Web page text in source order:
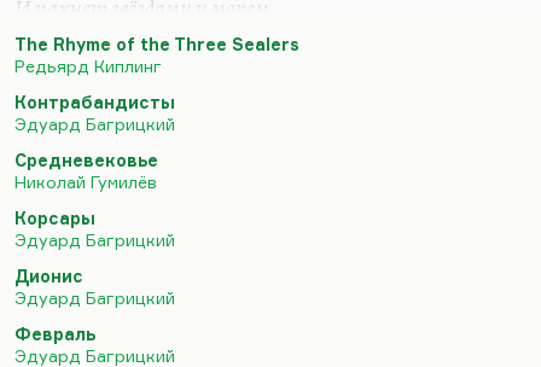
И пахнет звёздами и морем
Твой плащ широкий, Женевьева.
— это прямо к Багрицкому перекочевало.
Понимаете, Багрицкий — довольно типичный
поэт «южной школы». И, как все поэты, прозаики
этой «южной школы»… Это такие люди, как
Катаев, Ильф и Петров, Гехт, Бондарин, Олеша в
значительной степени — те, кого я в разное время
называл. Примыкает к ним и Бабель, хотя он, в
общем, несколько наособицу всегда. В общем,
весь этот «одесский десант» отличается двумя
существенными…
The Rhyme of the Three Sealers
Редьярд Киплинг
Контрабандисты
Эдуард Багрицкий
Средневековье
Николай Гумилёв
Корсары
Эдуард Багрицкий
Дионис
Эдуард Багрицкий
Февраль
Эдуард Багрицкий